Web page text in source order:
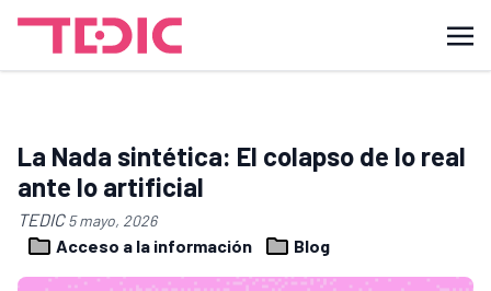
La Nada sintética: El colapso de lo real
ante lo artificial
TEDIC5 mayo, 2026
Acceso a la información Blog